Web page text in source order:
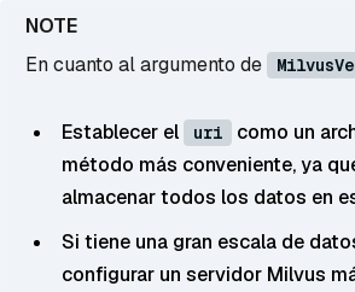
En cuanto al argumento de
Establecer el uri como un
método más conveniente, ya
almacenar todos los datos en
Si tiene una gran escala de
configurar un servidor Milvus